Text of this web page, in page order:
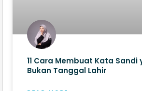
11 Cara Membuat Kata Sandi
Bukan Tanggal Lahir